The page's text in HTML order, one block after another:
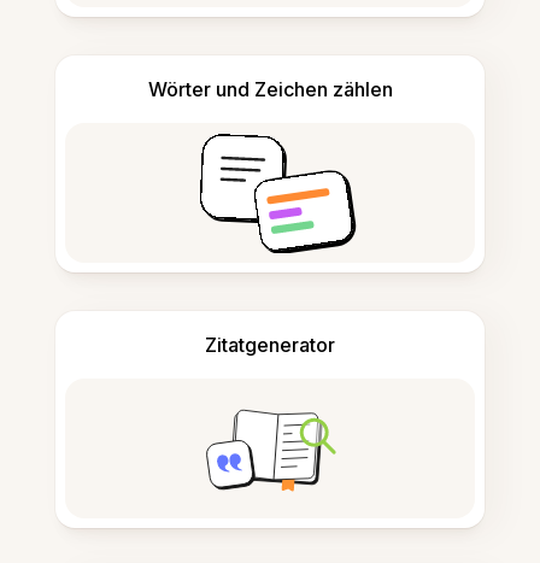
Wörter und Zeichen zählen
Zitatgenerator